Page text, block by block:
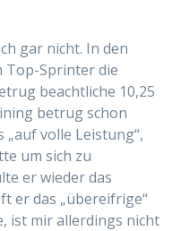
gar nicht. In den
Top-Sprinter die
beachtliche 10,25
betrug schon
volle Leistung“,
um sich zu
er wieder das
er das „übereifrige“
ist mir allerdings nicht